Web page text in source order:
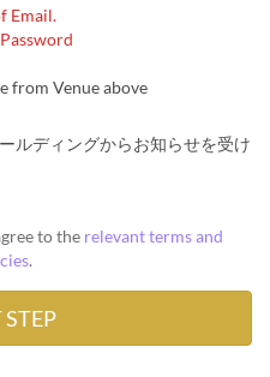
Email.
from Venue above
ルディングからお知らせを受け
to the relevant terms and
.